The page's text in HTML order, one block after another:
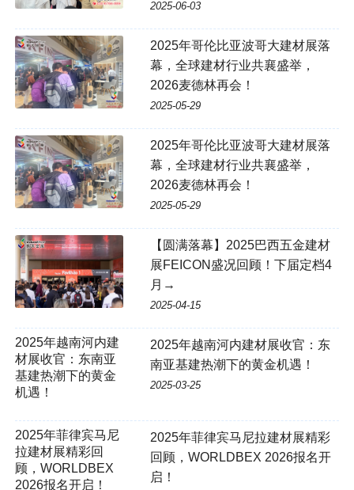
2025-06-03
2025年哥伦比亚波哥大建材展落
幕，全球建材行业共襄盛举，
2026麦德林再会！
2025-05-29
2025年哥伦比亚波哥大建材展落
幕，全球建材行业共襄盛举，
2026麦德林再会！
2025-05-29
【圆满落幕】2025巴西五金建材
展FEICON盛况回顾！下届定档4
月→
2025-04-15
2025年越南河内建
材展收官：东南亚
基建热潮下的黄金
机遇！
2025年越南河内建材展收官：东
南亚基建热潮下的黄金机遇！
2025-03-25
2025年菲律宾马尼拉建材展精彩
回顾，WORLDBEX 2026报名开
启！